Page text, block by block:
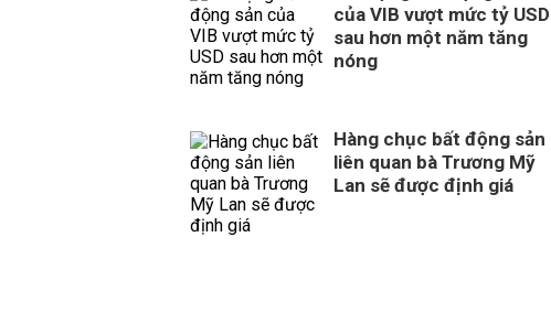
của VIB vượt mức tỷ USD
sau hơn một năm tăng
nóng
Hàng chục bất động sản
liên quan bà Trương Mỹ
Lan sẽ được định giá